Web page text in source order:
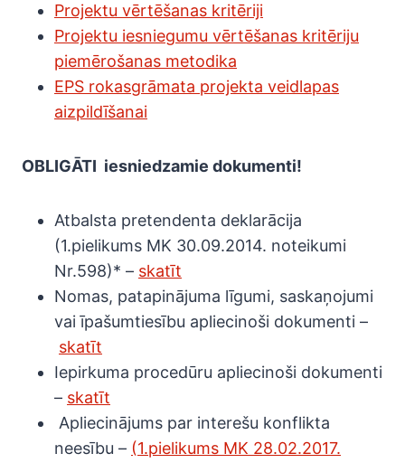
Projektu vērtēšanas kritēriji
Projektu iesniegumu vērtēšanas kritēriju
piemērošanas metodika
EPS rokasgrāmata projekta veidlapas
aizpildīšanai
OBLIGĀTI iesniedzamie dokumenti!
Atbalsta pretendenta deklarācija
(1.pielikums MK 30.09.2014. noteikumi
Nr.598)* – skatīt
Nomas, patapinājuma līgumi, saskaņojumi
vai īpašumtiesību apliecinoši dokumenti –
skatīt
Iepirkuma procedūru apliecinoši dokumenti
– skatīt
Apliecinājums par interešu konflikta
neesību – (1.pielikums MK 28.02.2017.